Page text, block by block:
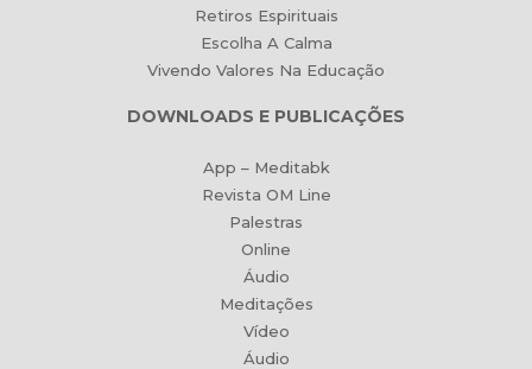
Retiros Espirituais
Escolha A Calma
Vivendo Valores Na Educação
DOWNLOADS E PUBLICAÇÕES
App – Meditabk
Revista OM Line
Palestras
Online
Áudio
Meditações
Vídeo
Áudio